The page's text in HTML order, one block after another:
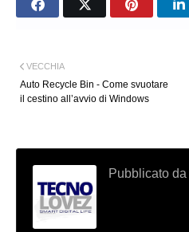
VECCHIA
Auto Recycle Bin - Come svuotare
il cestino all’avvio di Windows
Pubblicato da